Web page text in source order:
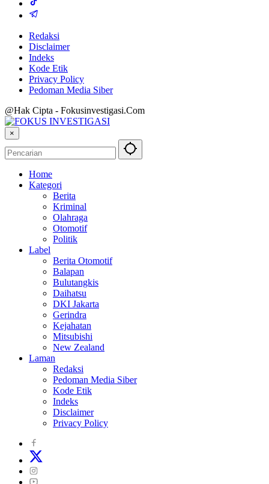
Redaksi
Disclaimer
Indeks
Kode Etik
Privacy Policy
Pedoman Media Siber
@Hak Cipta - Fokusinvestigasi.Com
×
Home
Kategori
Berita
Kriminal
Olahraga
Otomotif
Politik
Label
Berita Otomotif
Balapan
Bulutangkis
Daihatsu
DKI Jakarta
Gerindra
Kejahatan
Mitsubishi
New Zealand
Laman
Redaksi
Pedoman Media Siber
Kode Etik
Indeks
Disclaimer
Privacy Policy